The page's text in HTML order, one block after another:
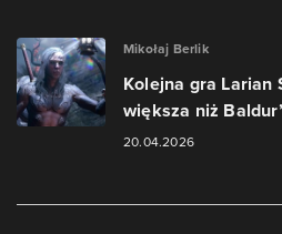
Mikołaj Berlik
Kolejna gra Larian
większa niż
20.04.2026